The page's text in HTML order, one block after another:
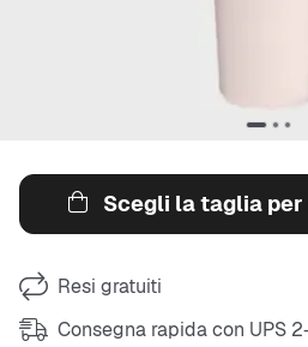
Scegli la taglia
Resi gratuiti
Consegna rapida con UPS